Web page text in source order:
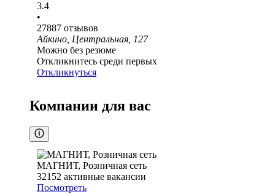
3.4
•
27887 отзывов
Айкино, Центральная, 127
Можно без резюме
Откликнитесь среди первых
Откликнуться
Компании для вас
МАГНИТ, Розничная сеть
32152 активные вакансии
Посмотреть